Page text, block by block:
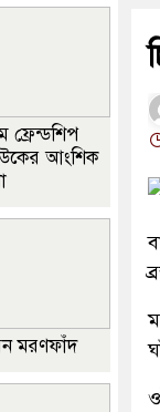
ফ্রেন্ডশিপ
আংশিক
মরণফাঁদ